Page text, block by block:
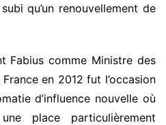
qu’un renouvellement de
Fabius comme Ministre des
en 2012 fut l’occasion
d’influence nouvelle où
place particulièrement